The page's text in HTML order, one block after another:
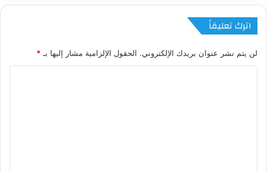
اترك تعليقاً
لن يتم نشر عنوان بريدك الإلكتروني. الحقول الإلزامية مشار إليها بـ *